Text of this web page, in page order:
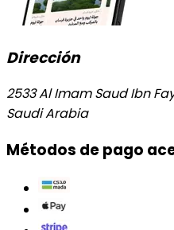
Dirección
2533 Al Imam Saud Ibn
Saudi Arabia
Métodos de pago